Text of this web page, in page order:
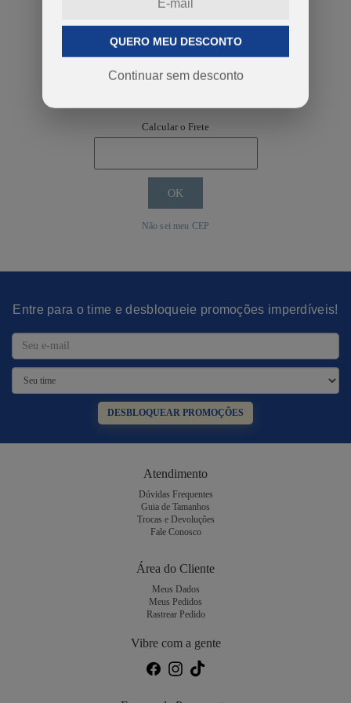
QUERO MEU DESCONTO
Continuar sem desconto
Calcular o Frete
Não sei meu CEP
Entre para o time e desbloqueie promoções imperdíveis!
DESBLOQUEAR PROMOÇÕES
Atendimento
Dúvidas Frequentes
Guia de Tamanhos
Trocas e Devoluções
Fale Conosco
Área do Cliente
Meus Dados
Meus Pedidos
Rastrear Pedido
Vibre com a gente